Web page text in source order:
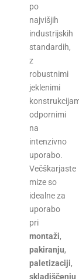
po
najvišjih
industrijskih
standardih,
z
robustnimi
jeklenimi
odpornimi
na
intenzivno
uporabo.
Večškarjaste
mize so
idealne za
uporabo
pri
montaži,
pakiranju,
paletizaciji,
skladiščenju